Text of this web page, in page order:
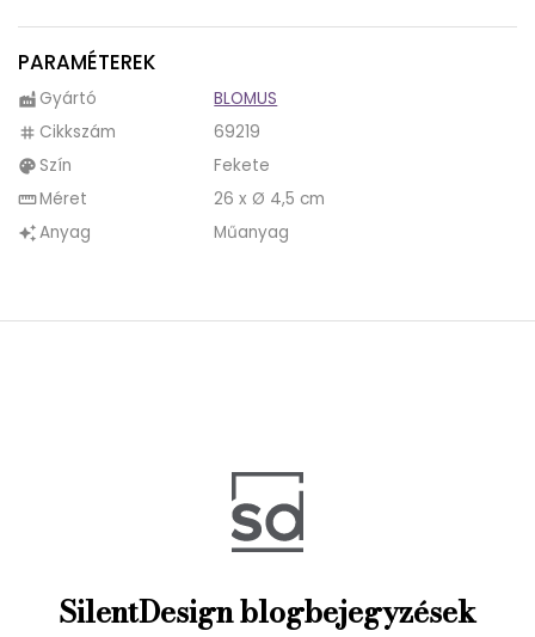
gazdaságos, továbbá lehetőséget nyit, hogy
kipróbálhassuk a további illatokat is!
A FRAGA illatosított folyadéka egy újratölthető
üvegcsében található, mely el van rejtve az elegáns
beton tárolóba.
A Blomus gondolt az ügyfelek egyedi ízlésvilágára is,
így az illat intenzitása az 5 pálcikával változtatható,
A FRAGA szemet gyönyörködtető elegáns beton
PARAMÉTEREK
factory Gyártó BLOMUS
tag Cikkszám 69219
palette Szín Fekete
straightenMéret 26 x Ø 4,5 cm
auto_awesomeAnyag Műanyag
SilentDesign blogbejegyzések